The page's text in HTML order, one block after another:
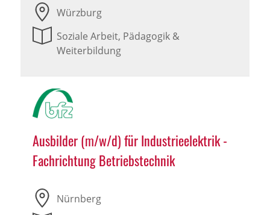
Würzburg
Soziale Arbeit, Pädagogik &
Weiterbildung
Ausbilder (m/w/d) für Industrieelektrik -
Fachrichtung Betriebstechnik
Nürnberg